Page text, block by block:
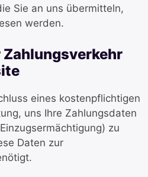
Sie an uns übermitteln,
werden.
eines kostenpflichtigen
uns Ihre Zahlungsdaten
zu
Daten zur